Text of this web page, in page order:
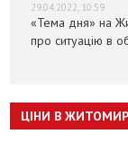
29.04.2022, 10:59
«Тема дня» на
про ситуацію в
ЦІНИ В